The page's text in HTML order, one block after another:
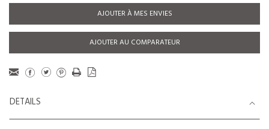
AJOUTER À MES ENVIES
AJOUTER AU COMPARATEUR
DETAILS